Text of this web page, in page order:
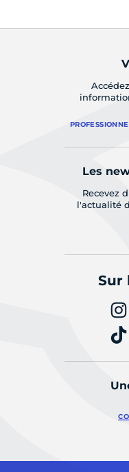
Les
Recevez
l'actualité
Sur